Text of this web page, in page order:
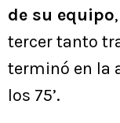
de su equipo
tercer tanto
terminó en la
los 75’.